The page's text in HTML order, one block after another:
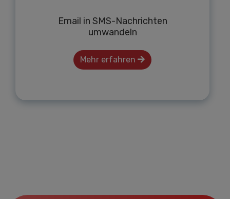
Email in SMS-Nachrichten
umwandeln
Mehr erfahren